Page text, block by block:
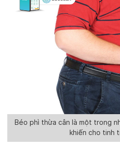
Béo phì thừa cân là một trong
khiến cho tinh